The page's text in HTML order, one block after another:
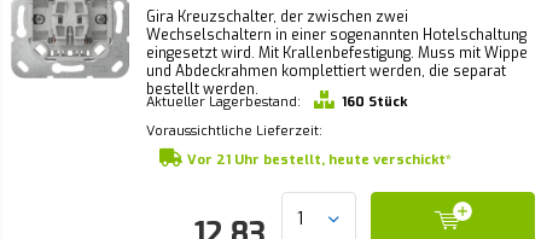
Gira Kreuzschalter, der zwischen zwei
Wechselschaltern in einer sogenannten Hotelschaltung
eingesetzt wird. Mit Krallenbefestigung. Muss mit Wippe
und Abdeckrahmen komplettiert werden, die separat
bestellt werden.
Aktueller Lagerbestand:
160 Stück
Voraussichtliche Lieferzeit:
Vor 21 Uhr bestellt, heute verschickt*